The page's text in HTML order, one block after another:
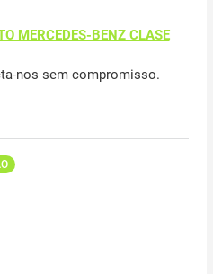
MERCEDES-BENZ CLASE
nos sem compromisso.